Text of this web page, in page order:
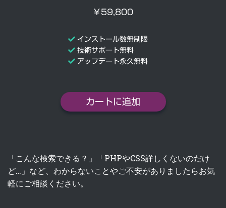
￥59,800
インストール数無制限
技術サポート無料
アップデート永久無料
カートに追加
「こんな検索できる？」「PHPやCSS詳しくないのだけ
ど…」など、わからないことやご不安がありましたらお気
軽にご相談ください。